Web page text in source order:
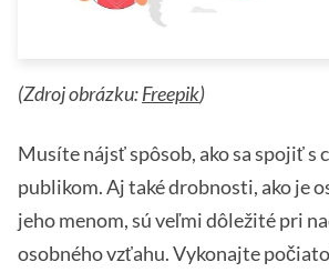
(Zdroj obrázku:Freepik)
Musíte nájsť spôsob, ako sa spojiť s
publikom. Aj také drobnosti, ako je
jeho menom, sú veľmi dôležité pri
osobného vzťahu. Vykonajte